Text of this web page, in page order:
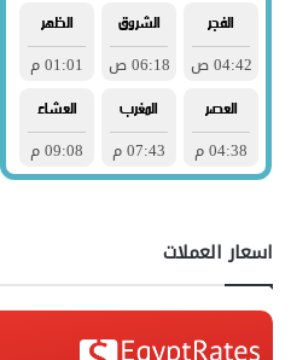
اسعار العملات